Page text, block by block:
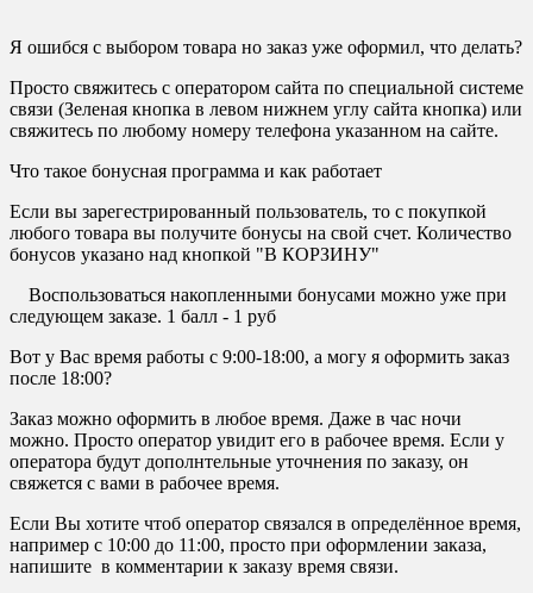
Я ошибся с выбором товара но заказ уже оформил, что делать?
Просто свяжитесь с оператором сайта по специальной системе
связи (Зеленая кнопка в левом нижнем углу сайта кнопка) или
свяжитесь по любому номеру телефона указанном на сайте.
Что такое бонусная программа и как работает
Если вы зарегестрированный пользователь, то с покупкой
любого товара вы получите бонусы на свой счет. Количество
бонусов указано над кнопкой "В КОРЗИНУ"
Воспользоваться накопленными бонусами можно уже при
следующем заказе. 1 балл - 1 руб
Вот у Вас время работы с 9:00-18:00, а могу я оформить заказ
после 18:00?
Заказ можно оформить в любое время. Даже в час ночи
можно. Просто оператор увидит его в рабочее время. Если у
оператора будут дополнтельные уточнения по заказу, он
свяжется с вами в рабочее время.
Если Вы хотите чтоб оператор связался в определённое время,
например с 10:00 до 11:00, просто при оформлении заказа,
напишите в комментарии к заказу время связи.